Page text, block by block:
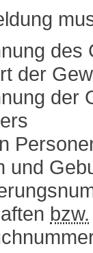
des
der
der
und
bzw.